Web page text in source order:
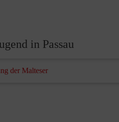
in Passau
der Malteser